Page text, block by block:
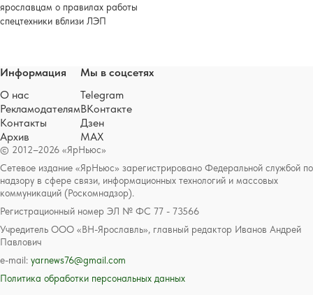
ярославцам о правилах работы
спецтехники вблизи ЛЭП
© 2012–2026 «ЯрНьюс»
Сетевое издание «ЯрНьюс» зарегистрировано Федеральной службой по
надзору в сфере связи, информационных технологий и массовых
коммуникаций (Роскомнадзор).
Регистрационный номер ЭЛ № ФС 77 - 73566
Учредитель ООО «ВН-Ярославль», главный редактор Иванов Андрей
Павлович
e-mail: yarnews76@gmail.com
Политика обработки персональных данных
Информация
О нас
Рекламодателям
Контакты
Архив
Мы в соцсетях
Telegram
ВКонтакте
Дзен
MAX